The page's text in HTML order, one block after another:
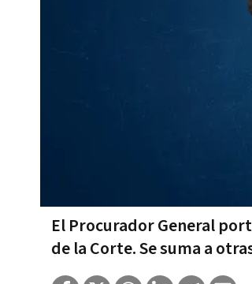
El Procurador General
de la Corte. Se suma a